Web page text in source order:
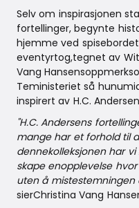
Selv om inspirasjonen
fortellinger, begynte
hjemme ved
eventyrtog,tegnet av
Vang
Teministeriet så
inspirert av H.C.
"H.C. Andersens
mange har et forhold til
dennekolleksjonen har
skape enopplevelse
uten å mistestemningen
sierChristina Vang